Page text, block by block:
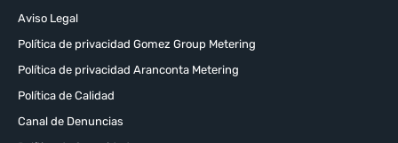
Aviso Legal
Política de privacidad Gomez Group Metering
Política de privacidad Aranconta Metering
Política de Calidad
Canal de Denuncias